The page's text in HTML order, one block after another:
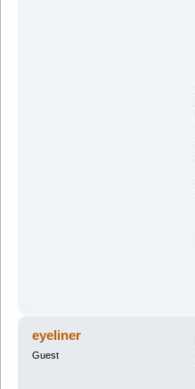
eyeliner
Guest